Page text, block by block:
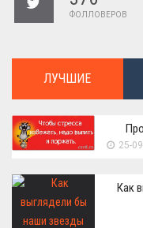
ФОЛЛОВЕРОВ
ЛУЧШИЕ
25-
Как